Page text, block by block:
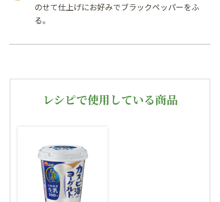
のせて仕上げにお好みでブラックペッパーをふ
る。
レシピで使用している商品